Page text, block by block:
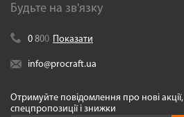
Будьте на зв'язку
0 800 Показати
info@procraft.ua
Отримуйте повідомлення про нові акції,
спецпропозиції і знижки